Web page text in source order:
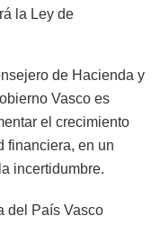
la Ley de
de Hacienda y
Vasco es
el crecimiento
financiera, en un
incertidumbre.
del País Vasco